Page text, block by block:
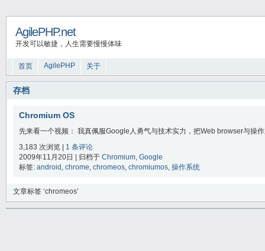
AgilePHP.net
开发可以敏捷，人生需要慢慢体味
首页 AgilePHP 关于
存档
Chromium OS
先来看一个视频： 我真佩服Google人勇气与技术实力，把Web browser与操
3,183 次浏览 | 1 条评论
2009年11月20日 | 归档于 Chromium, Google
标签: android , chrome, chromeos, chromiumos, 操作系统
文章标签 ‘chromeos’